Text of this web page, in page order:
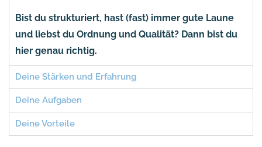
Bist du strukturiert, hast (fast) immer gute Laune
und liebst du Ordnung und Qualität? Dann bist du
hier genau richtig.
Deine Stärken und Erfahrung
Deine Aufgaben
Deine Vorteile